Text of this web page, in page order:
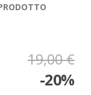
19,00 €
-20%